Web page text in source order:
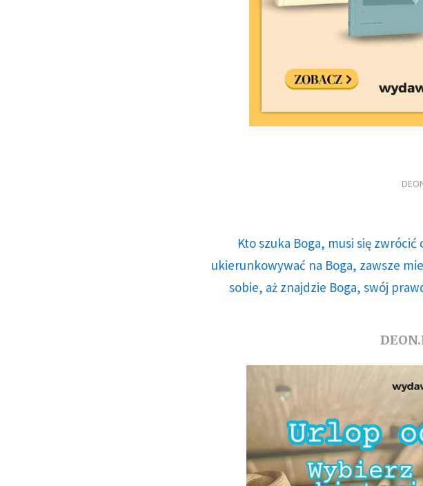
Kto szuka Boga, musi się
ukierunkowywać na Boga, zawsze
sobie, aż znajdzie Boga, swój